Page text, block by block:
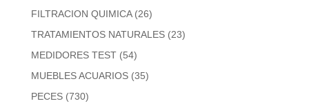
FILTRACION QUIMICA (26)
TRATAMIENTOS NATURALES (23)
MEDIDORES TEST (54)
MUEBLES ACUARIOS (35)
PECES (730)